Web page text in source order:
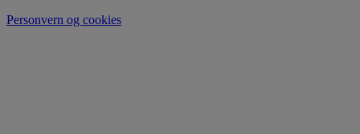
Personvern og cookies